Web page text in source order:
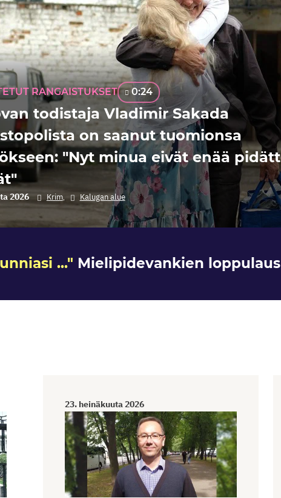
RANGAISTUKSET 0:24
todistaja Vladimir Sakada
on saanut tuomionsa
"Nyt minua eivät enää
2026 Krim, Kalugan alue
..." Mielipidevankien
23. heinäkuuta 2026